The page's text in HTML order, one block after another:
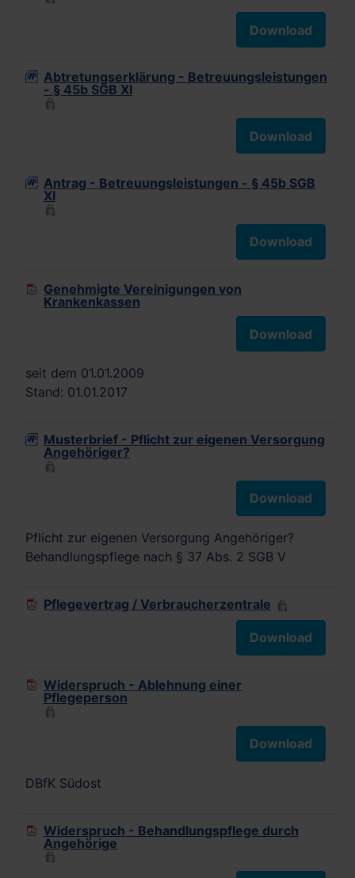
Download
Abtretungserklärung - Betreuungsleistungen
- § 45b SGB XI
Download
Antrag - Betreuungsleistungen - § 45b SGB
XI
Download
Genehmigte Vereinigungen von
Krankenkassen
Download
seit dem 01.01.2009
Stand: 01.01.2017
Musterbrief - Pflicht zur eigenen Versorgung
Angehöriger?
Download
Pflicht zur eigenen Versorgung Angehöriger?
Behandlungspflege nach § 37 Abs. 2 SGB V
Pflegevertrag / Verbraucherzentrale
Download
Widerspruch - Ablehnung einer
Pflegeperson
Download
DBfK Südost
Widerspruch - Behandlungspflege durch
Angehörige